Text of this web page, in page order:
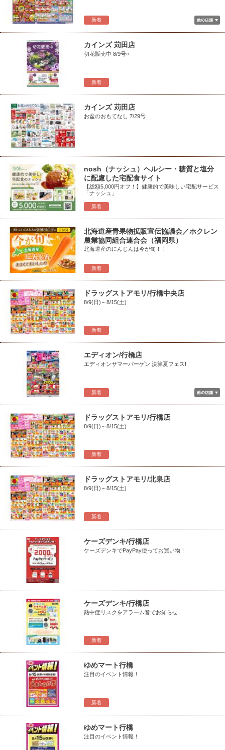
新着
新着
カインズ 苅田店
切花販売中 8/9号○
カインズ 苅田店
お盆のおもてなし 7/29号
新着
nosh（ナッシュ）ヘルシー・糖質と塩分
に配慮した宅配食サイト
【総額5,000円オフ！】健康的で美味しい宅配サービス
「ナッシュ」
新着
北海道産青果物拡販宣伝協議会／ホクレン
農業協同組合連合会（福岡県）
北海道産のにんじんは今が旬！！
新着
ドラッグストアモリ/行橋中央店
8/9(日)～8/15(土)
新着
エディオン/行橋店
エディオンサマーバーゲン 決算夏フェス!
新着
ドラッグストアモリ/行橋店
8/9(日)～8/15(土)
新着
ドラッグストアモリ/北泉店
8/9(日)～8/15(土)
ケーズデンキ/行橋店
ケーズデンキでPayPay使ってお買い物！
新着
ケーズデンキ/行橋店
熱中症リスクをアラーム音でお知らせ
新着
ゆめマート行橋
注目のイベント情報！
ゆめマート行橋
注目のイベント情報！